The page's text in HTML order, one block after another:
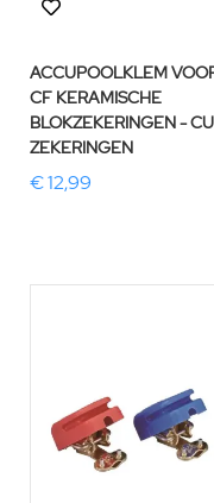
ACCUPOOLKLEM
CF KERAMISCHE
BLOKZEKERINGEN -
ZEKERINGEN
€ 12,99